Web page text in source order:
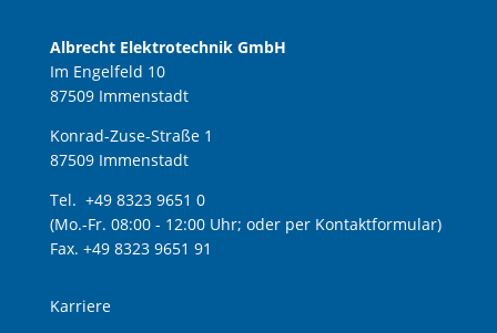
Albrecht Elektrotechnik GmbH
Im Engelfeld 10
87509 Immenstadt
Konrad-Zuse-Straße 1
87509 Immenstadt
Tel. +49 8323 9651 0
(Mo.-Fr. 08:00 - 12:00 Uhr; oder per Kontaktformular)
Fax. +49 8323 9651 91
Karriere